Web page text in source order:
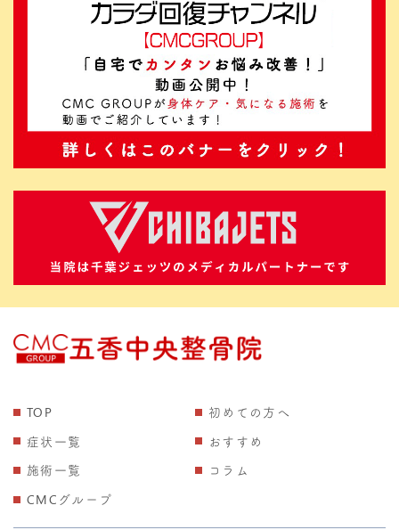
TOP
初めての方へ
症状一覧
おすすめ
施術一覧
コラム
CMCグループ